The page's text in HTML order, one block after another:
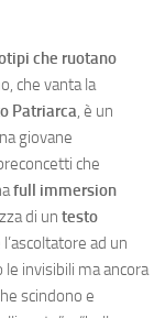
che ruotano
che vanta la
Patriarca, è un
giovane
che
full immersion
di un testo
l’ascoltatore ad un
le invisibili ma ancora
scindono e